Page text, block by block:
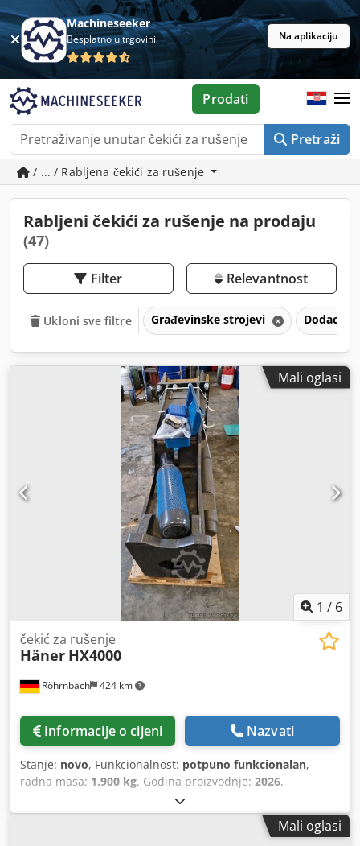
Machineseeker
Besplatno u trgovini Na aplikaciju
Pretraži
Prodati
/ ... / Rabljena čekići za rušenje
Rabljeni čekići za rušenje na prodaju
(47)
Filter Relevantnost
Ukloni sve filtre Građevinske strojevi Dodaci
Mali oglasi
1 / 6
Röhrnbach 424 km
čekić za rušenje
Häner HX4000
Informacije o cijeni Nazvati
Stanje: novo, Funkcionalnost: potpuno funkcionalan,
radna masa: 1.900 kg, Godina proizvodnje: 2026,
Mali oglasi